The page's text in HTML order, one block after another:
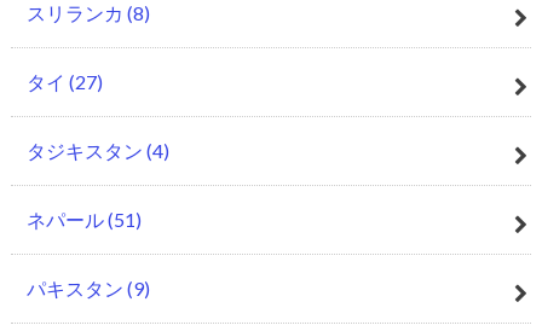
スリランカ (8)
タイ (27)
タジキスタン (4)
ネパール(51)
パキスタン (9)